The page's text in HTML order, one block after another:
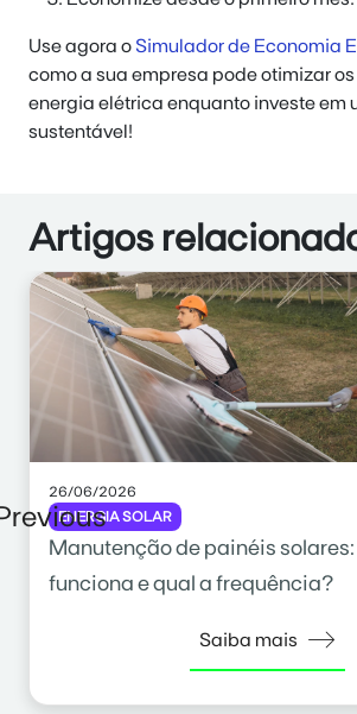
Use agora o Simulador de Economia
como a sua empresa pode otimizar
energia elétrica enquanto investe em
sustentável!
Artigos
26/06/2026
ENERGIA SOLAR
Manutenção de painéis
funciona e qual a frequência?
Saiba mais